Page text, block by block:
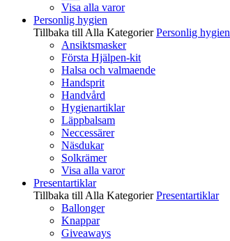
Visa alla varor
Personlig hygien
Tillbaka till Alla Kategorier Personlig hygien
Ansiktsmasker
Första Hjälpen-kit
Halsa och valmaende
Handsprit
Handvård
Hygienartiklar
Läppbalsam
Neccessärer
Näsdukar
Solkrämer
Visa alla varor
Presentartiklar
Tillbaka till Alla Kategorier Presentartiklar
Ballonger
Knappar
Giveaways